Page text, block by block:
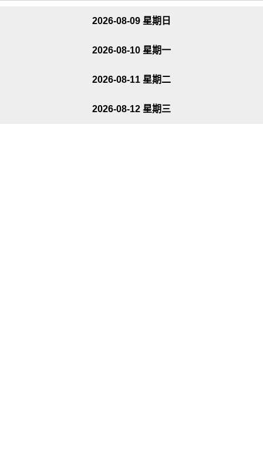
2026-08-09 星期日
2026-08-10 星期一
2026-08-11 星期二
2026-08-12 星期三